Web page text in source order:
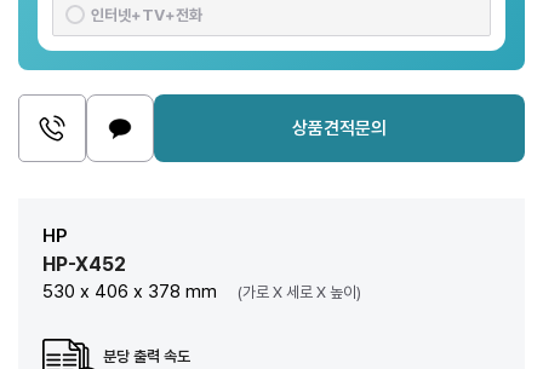
인터넷+TV+전화
상품견적문의
HP
HP-X452
530 x 406 x 378 mm (가로 X 세로 X 높이)
분당 출력 속도